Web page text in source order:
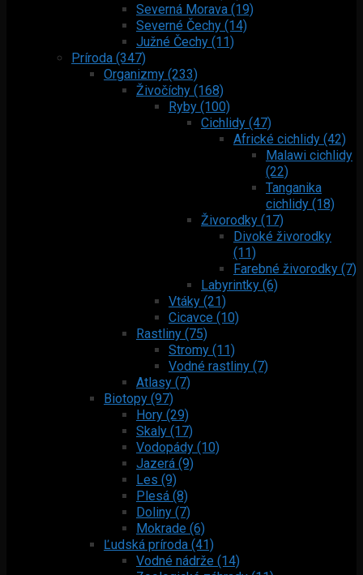
Severná Morava (19)
Severné Čechy (14)
Južné Čechy (11)
Príroda (347)
Organizmy (233)
Živočíchy (168)
Ryby (100)
Cichlidy (47)
Africké cichlidy (42)
Malawi cichlidy
(22)
Tanganika
cichlidy (18)
Živorodky (17)
Divoké živorodky
(11)
Farebné živorodky (7)
Labyrintky (6)
Vtáky (21)
Cicavce (10)
Rastliny (75)
Stromy (11)
Vodné rastliny (7)
Atlasy (7)
Biotopy (97)
Hory (29)
Skaly (17)
Vodopády (10)
Jazerá (9)
Les (9)
Plesá (8)
Doliny (7)
Mokrade (6)
Ľudská príroda (41)
Vodné nádrže (14)